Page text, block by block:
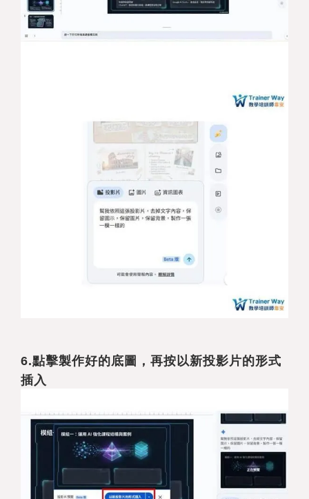
6.點擊製作好的底圖，再按以新投影片的形式
插入